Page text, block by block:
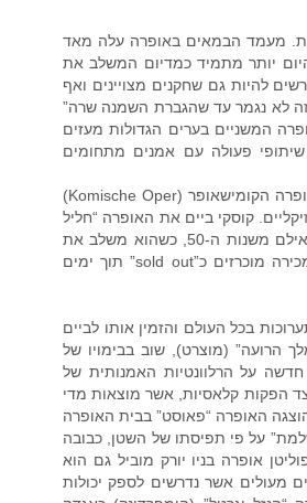
מעמד הבמאים באופרה עלה מאד
יותר מתמיד כמדיום המשלב את
להיות גם שחקנים מצויינים ואף
לא נגמר עד שהגברת השמנה שרה”
המשניים בערים הגדולות מעזים
פעולה עם אמנים מתחומים
אציין כמה דוגמאות בולטות, אשר חלקן יוצגו החודש בבתי האופרה בעולם: בית האופרה הקומישאופר (Komische Oper)
קוסקי ביים את האופרה “חליל
הקסם” (מוצרט) בשיתוף עם קבוצת המולטימדיה “1927” מלונדון, בסגנון של סרט אילם משנות ה-50, כשהוא משלב את
תנועת הזמרים בסרט אנימציה מלא דמיון ועוצר נשימה. כל המופעים שיוצאים למכירה מוכרזים כ”sold out” תוך ימים
בכל העולם והזמין אותו לביים
הרועה” (מוצרט), שוב בבימויו של
על הרלוונטיות האמנותית של
ולצד הפקות קלאסיות, אשר מוצאות מדי
האופרה “פאוסט” בבית האופרה
על פי תפיסתו של השטן, כבובה
אופרה בניו יורק מוביל גם הוא
מעולים אשר נדרשים לספק יכולות